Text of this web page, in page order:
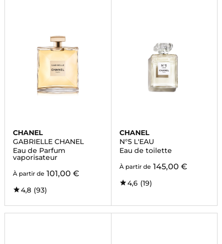
CHANEL
GABRIELLE CHANEL
Eau de Parfum
vaporisateur
À partir de 101,00 €
4,8 (93)
CHANEL
N°5 L'EAU
Eau de toilette
À partir de 145,00 €
4,6 (19)